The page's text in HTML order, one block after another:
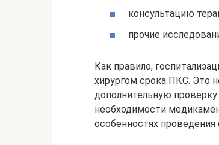
консультацию
прочие
Как правило,
хирургом срока ПКС. Это
дополнительную
необходимости
особенностях проведения